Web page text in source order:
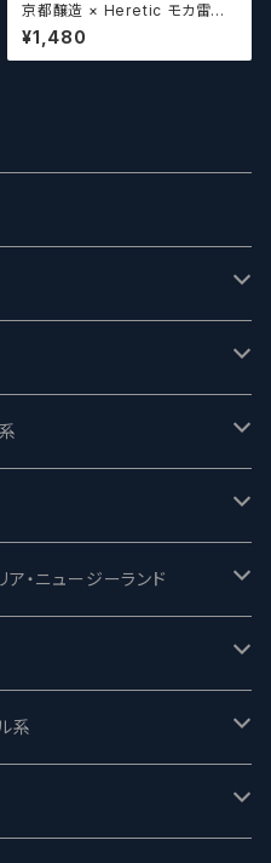
京都醸造 × Heretic モカ雷神 /
Kyoto × Heretic MOCHA T
HUNDER【クラフトビールシザ
ーズ】
¥1,480
イング
トーリー
Brewing
イアス
ン
グ
ン
ークネス
・ニュージーランド
ッジー
ピレーターズ
系